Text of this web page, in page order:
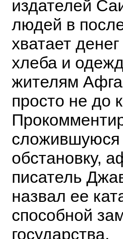
издателей
людей в
хватает
хлеба и
жителям
просто не до
сложившуюся
обстановку,
писатель
назвал ее
способной
государства.